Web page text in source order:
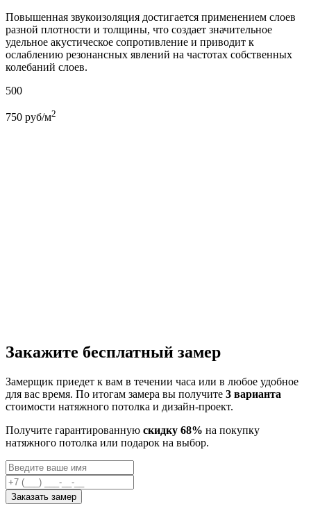
Повышенная звукоизоляция достигается применением слоев
разной плотности и толщины, что создает значительное
удельное акустическое сопротивление и приводит к
ослаблению резонансных явлений на частотах собственных
колебаний слоев.
500
750 руб/м2
Закажите бесплатный замер
Замерщик приедет к вам в течении часа или в любое удобное
для вас время. По итогам замера вы получите 3 варианта
стоимости натяжного потолка и дизайн-проект.
Получите гарантированную скидку 68% на покупку
натяжного потолка или подарок на выбор.
Заказать замер